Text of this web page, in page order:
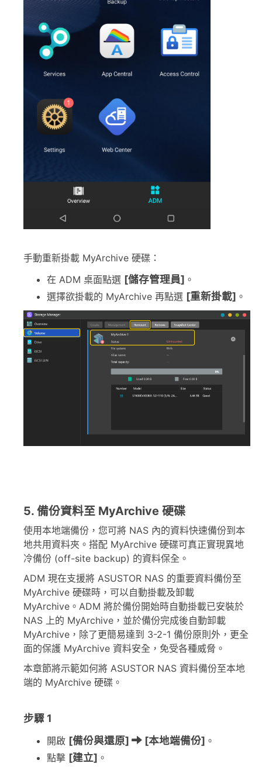
手動重新掛載 MyArchive 硬碟：
在 ADM 桌面點選 [儲存管理員] 。
選擇欲掛載的 MyArchive 再點選 [重新掛載] 。
5. 備份資料至 MyArchive 硬碟
使用本地端備份，您可將 NAS 內的資料快速備份到本
地共用資料夾。搭配 MyArchive 硬碟可真正實現異地
冷備份 (off-site backup) 的資料保全。
ADM 現在支援將 ASUSTOR NAS 的重要資料備份至
MyArchive 硬碟時，可以自動掛載及卸載
MyArchive。ADM 將於備份開始時自動掛載已安裝於
NAS 上的 MyArchive，並於備份完成後自動卸載
MyArchive，除了更簡易達到 3-2-1 備份原則外，更全
面的保護 MyArchive 資料安全，免受各種威脅。
本章節將示範如何將 ASUSTOR NAS 資料備份至本地
端的 MyArchive 硬碟。
步驟 1
開啟 [備份與還原] [本地端備份] 。
點擊 [建立] 。